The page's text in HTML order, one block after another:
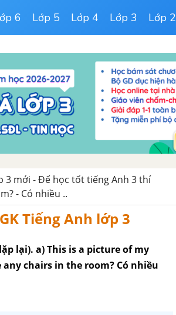
6 Lớp 5 Lớp 4 Lớp 3 Lớp 2
3 mới - Để học tốt tiếng Anh 3 thí
- Có nhiều ..
Tiếng Anh lớp 3
lại). a) This is a picture of my
chairs in the room? Có nhiều